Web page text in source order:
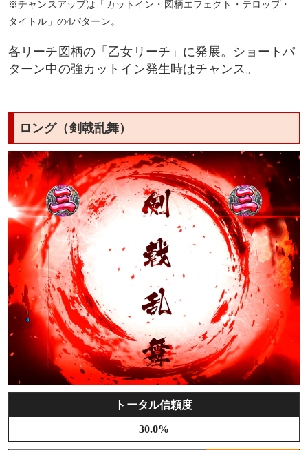
※チャンスアップは「カットイン・図柄エフェクト・テロップ・
タイトル」の4パターン。
各リーチ図柄の「乙女リーチ」に発展。ショートパ
ターン中の強カットイン発生時はチャンス。
ロング（剣戟乱舞）
トータル信頼度
30.0%